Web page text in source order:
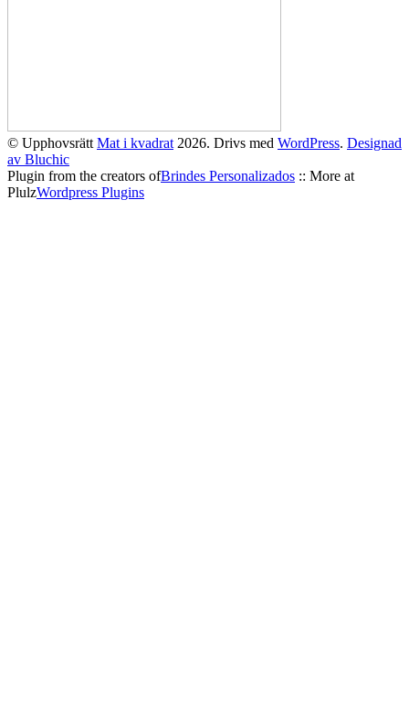
© Upphovsrätt Mat i kvadrat 2026. Drivs med WordPress. Designad
av Bluchic
Plugin from the creators ofBrindes Personalizados :: More at
PlulzWordpress Plugins